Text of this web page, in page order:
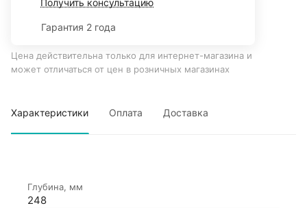
Получить консультацию
Гарантия 2 года
Цена действительна только для интернет-магазина и
может отличаться от цен в розничных магазинах
Характеристики Оплата Доставка
Глубина, мм
248